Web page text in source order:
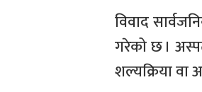
विवाद
गरेको छ ।
शल्यक्रिया वा